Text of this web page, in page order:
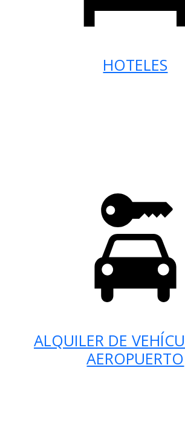
HOTELES
ALQUILER DE
AEROPUERTO